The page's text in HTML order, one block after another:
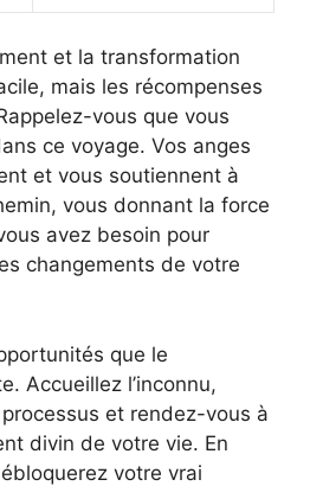
et la transformation
mais les récompenses
vous que vous
ce voyage. Vos anges
et vous soutiennent à
vous donnant la force
avez besoin pour
changements de votre
que le
Accueillez l’inconnu,
et rendez-vous à
divin de votre vie. En
votre vrai